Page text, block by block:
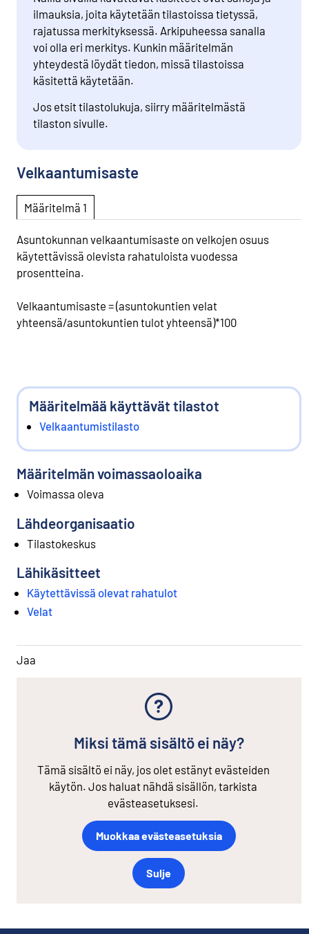
ilmauksia, joita käytetään tilastoissa tietyssä,
rajatussa merkityksessä. Arkipuheessa sanalla
voi olla eri merkitys. Kunkin määritelmän
yhteydestä löydät tiedon, missä tilastoissa
käsitettä käytetään.
Jos etsit tilastolukuja, siirry määritelmästä
tilaston sivulle.
Velkaantumisaste
Määritelmä 1
Asuntokunnan velkaantumisaste on velkojen osuus
käytettävissä olevista rahatuloista vuodessa
prosentteina.
Velkaantumisaste = (asuntokuntien velat
yhteensä/asuntokuntien tulot yhteensä)*100
Määritelmää käyttävät tilastot
Velkaantumistilasto
Määritelmän voimassaoloaika
Voimassa oleva
Lähdeorganisaatio
Tilastokeskus
Lähikäsitteet
Käytettävissä olevat rahatulot
Velat
Jaa
Miksi tämä sisältö ei näy?
Tämä sisältö ei näy, jos olet estänyt evästeiden
käytön. Jos haluat nähdä sisällön, tarkista
evästeasetuksesi.
Muokkaa evästeasetuksia
Sulje